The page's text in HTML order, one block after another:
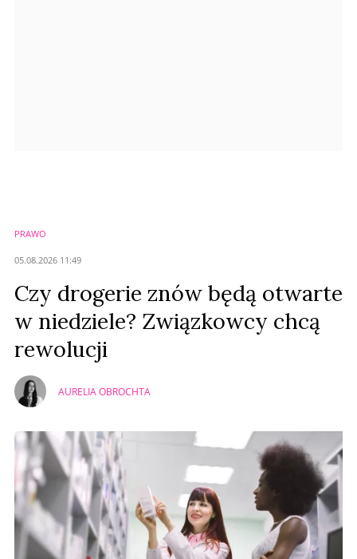
PRAWO
05.08.2026 11:49
Czy drogerie znów będą otwarte
w niedziele? Związkowcy chcą
rewolucji
AURELIA OBROCHTA